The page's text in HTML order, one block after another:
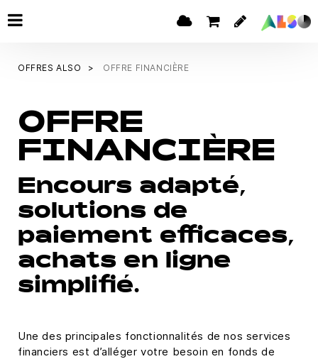
OFFRES ALSO OFFRE FINANCIÈRE
OFFRE
FINANCIÈRE
Encours adapté,
solutions de
paiement efficaces,
achats en ligne
simplifié.
Une des principales fonctionnalités de nos services
financiers est d’alléger votre besoin en fonds de